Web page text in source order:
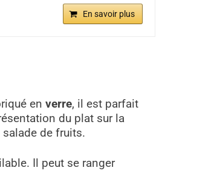
En savoir plus
en verre, il est parfait
du plat sur la
de fruits.
Il peut se ranger